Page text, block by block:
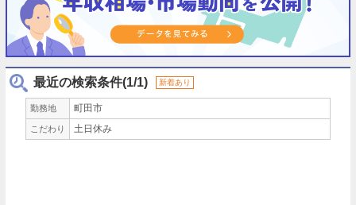
最近の検索条件(1/1) 新着あり
勤務地 町田市
こだわり 土日休み